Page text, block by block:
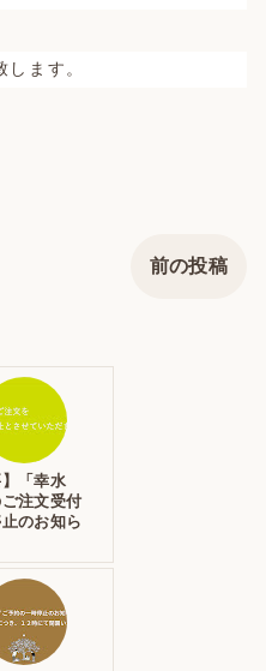
ます。
前の投稿
】「幸水
注文受付
のお知ら